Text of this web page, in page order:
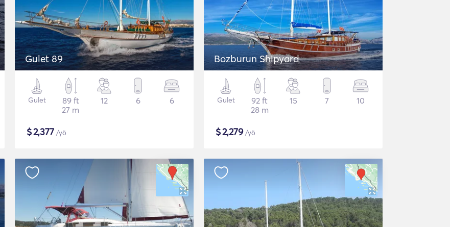
Gulet 89
Gulet
89 ft
27 m
12 6 6
$2,377 /yö
Bozburun Shipyard
Gulet
92 ft
28 m
15 7 10
$2,279/yö